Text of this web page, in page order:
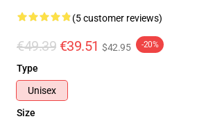
(5 customer reviews)
€49.39 €39.51 $42.95 -20%
Type
Unisex
Size